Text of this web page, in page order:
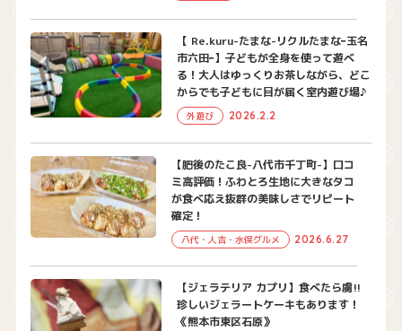
【 Re.kuru-たまな-リクルたまなｰ玉名
市六田ｰ】子どもが全身を使って遊べ
る！大人はゆっくりお茶しながら、どこ
からでも子どもに目が届く室内遊び場♪
外遊び 2026.2.2
【肥後のたこ良-八代市千丁町-】口コ
ミ高評価！ふわとろ生地に大きなタコ
が食べ応え抜群の美味しさでリピート
確定！
八代・人吉・水俣グルメ 2026.6.27
【ジェラテリア カプリ】食べたら虜!!
珍しいジェラートケーキもあります！
《熊本市東区石原》